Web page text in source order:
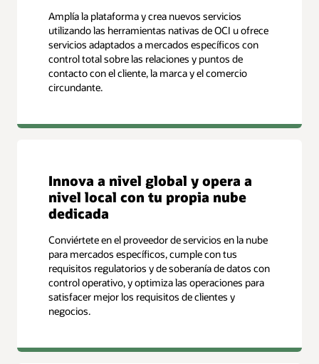
Amplía la plataforma y crea nuevos servicios
utilizando las herramientas nativas de OCI u ofrece
servicios adaptados a mercados específicos con
control total sobre las relaciones y puntos de
contacto con el cliente, la marca y el comercio
circundante.
Innova a nivel global y opera a
nivel local con tu propia nube
dedicada
Conviértete en el proveedor de servicios en la nube
para mercados específicos, cumple con tus
requisitos regulatorios y de soberanía de datos con
control operativo, y optimiza las operaciones para
satisfacer mejor los requisitos de clientes y
negocios.